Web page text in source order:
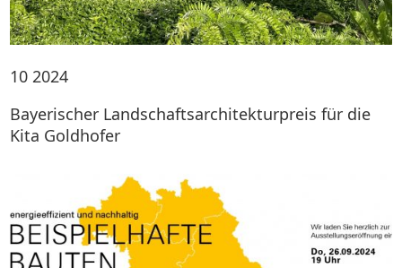
10 2024
Bayerischer Landschaftsarchitekturpreis für die
Kita Goldhofer